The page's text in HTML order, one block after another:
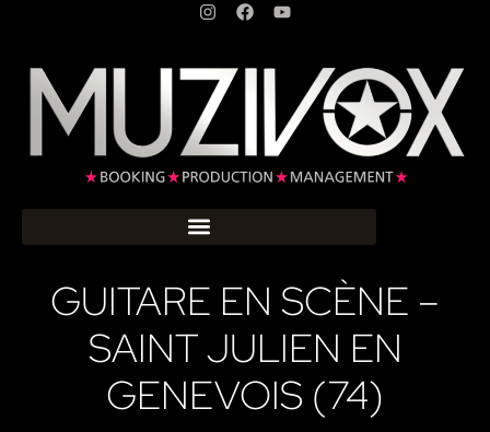
GUITARE EN SCÈNE –
SAINT JULIEN EN
GENEVOIS (74)